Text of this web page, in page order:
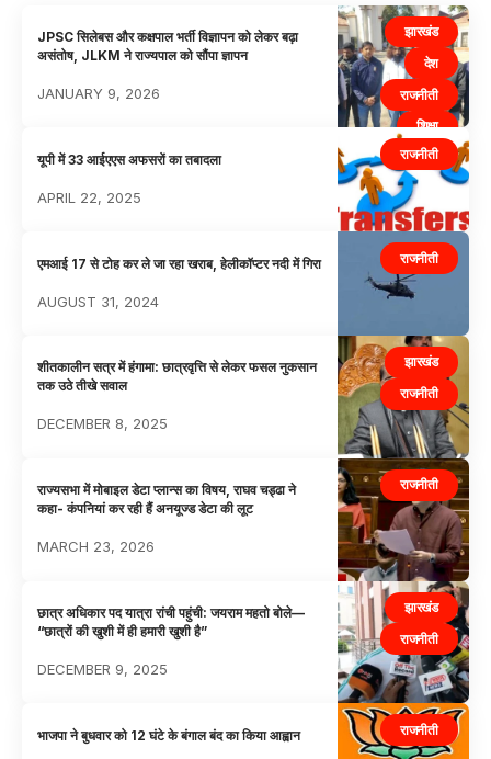
झारखंड
देश
राजनीती
शिक्षा
JPSC सिलेबस और कक्षपाल भर्ती विज्ञापन को लेकर बढ़ा
असंतोष, JLKM ने राज्यपाल को सौंपा ज्ञापन
JANUARY 9, 2026
राजनीती
यूपी में 33 आईएएस अफसरों का तबादला
APRIL 22, 2025
राजनीती
एमआई 17 से टोह कर ले जा रहा खराब, हेलीकॉप्टर नदी में गिरा
AUGUST 31, 2024
झारखंड
राजनीती
शीतकालीन सत्र में हंगामा: छात्रवृत्ति से लेकर फसल नुकसान
तक उठे तीखे सवाल
DECEMBER 8, 2025
राजनीती
राज्यसभा में मोबाइल डेटा प्लान्स का विषय, राघव चड्ढा ने
कहा- कंपनियां कर रही हैं अनयूज्ड डेटा की लूट
MARCH 23, 2026
झारखंड
राजनीती
छात्र अधिकार पद यात्रा रांची पहुंची: जयराम महतो बोले—
“छात्रों की खुशी में ही हमारी खुशी है”
DECEMBER 9, 2025
राजनीती
भाजपा ने बुधवार को 12 घंटे के बंगाल बंद का किया आह्वान